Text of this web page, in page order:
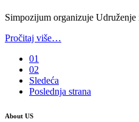
Simpozijum organizuje
Pročitaj više…
01
02
Sledeća
Poslednja strana
About US